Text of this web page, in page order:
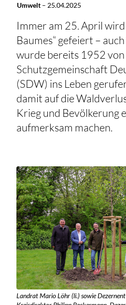
Umwelt– 25.04.2025
Immer am 25. April wird
Baumes“ gefeiert –
wurde bereits 1952
Schutzgemeinschaft
(SDW) ins Leben
damit auf die
Krieg und Bevölkerung
aufmerksam machen.
Landrat Mario Löhr (li.) sowie